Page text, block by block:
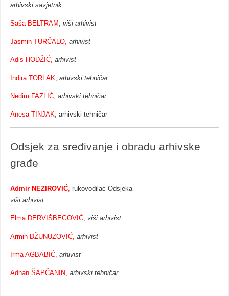
arhivski savjetnik
Saša BELTRAM , viši arhivist
Jasmin TURČALO, arhivist
Adis HODŽIĆ, arhivist
Indira TORLAK, arhivski tehničar
Nedim FAZLIĆ, arhivski tehničar
Anesa TINJAK, arhivski tehničar
Odsjek za sređivanje i obradu arhivske
građe
Admir NEZIROVIĆ, rukovodilac Odsjeka
viši arhivist
Elma DERVIŠBEGOVIĆ, viši arhivist
Armin DŽUNUZOVIĆ, arhivist
Irma AGBABIĆ, arhivist
Adnan ŠAPČANIN, arhivski tehničar